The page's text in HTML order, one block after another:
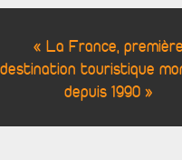
« La France, première
destination touristique
depuis 1990 »